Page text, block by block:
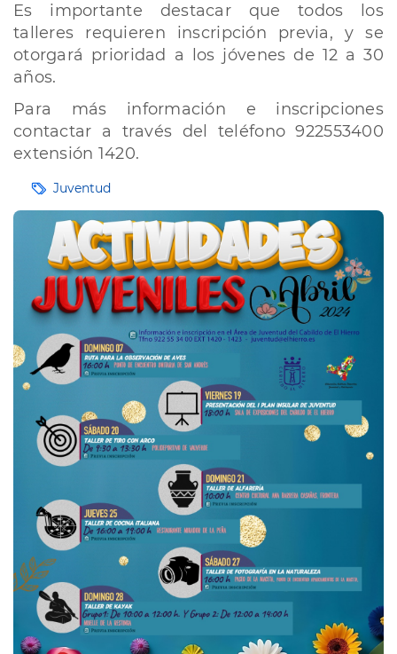
Es importante destacar que todos los
talleres requieren inscripción previa, y se
otorgará prioridad a los jóvenes de 12 a 30
años.
Para más información e inscripciones
contactar a través del teléfono 922553400
extensión 1420.
EtiquetasJuventud